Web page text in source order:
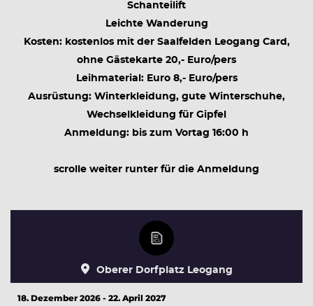
Schanteilift
Leichte Wanderung
Kosten: kostenlos mit der Saalfelden Leogang Card,
ohne Gästekarte 20,- Euro/pers
Leihmaterial: Euro 8,- Euro/pers
Ausrüstung: Winterkleidung, gute Winterschuhe,
Wechselkleidung für Gipfel
Anmeldung: bis zum Vortag 16:00 h
scrolle weiter runter für die Anmeldung
Oberer Dorfplatz Leogang
18. Dezember 2026 - 22. April 2027